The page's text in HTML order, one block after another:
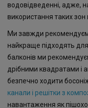
водовідведенні, адже,
використання таких зон
Ми завжди
найкраще підходять для
балконів ми
дрібними квадратами і
безпечно ходити
канали і решітки з
навантаження як